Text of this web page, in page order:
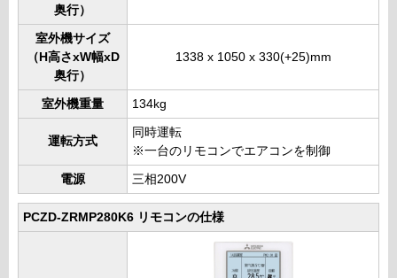
奥行）
室外機サイズ
（H高さxW幅xD
奥行）
1338 x 1050 x 330(+25)mm
室外機重量 134kg
運転方式
同時運転
※一台のリモコンでエアコンを制御
電源 三相200V
PCZD-ZRMP280K6 リモコンの仕様